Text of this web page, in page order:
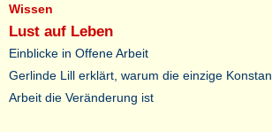
Wissen
Lust auf Leben
Einblicke in Offene Arbeit
Gerlinde Lill erklärt, warum die einzige
Arbeit die Veränderung ist